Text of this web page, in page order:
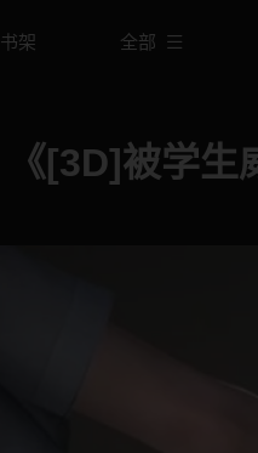
书架 全部
《[3D]被学生